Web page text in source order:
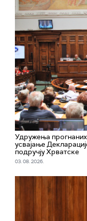
Удружења
усвајање
подручју Хрватске
03. 08. 2026.